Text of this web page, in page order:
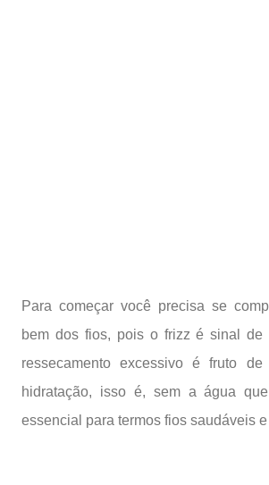
Para começar você precisa se
bem dos fios, pois o frizz é sinal de
ressecamento excessivo é fruto
hidratação, isso é, sem a água
essencial para termos fios saudáveis